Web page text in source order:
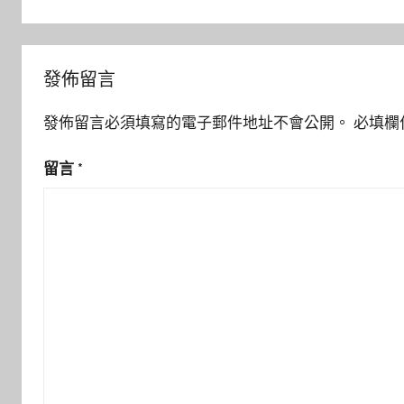
發佈留言
發佈留言必須填寫的電子郵件地址不會公開。 必填欄
留言 *